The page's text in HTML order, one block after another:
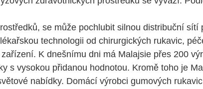
se může pochlubit silnou distribuční
technologii od chirurgických rukavic,
K dnešnímu dni má Malajsie přes 200
s vysokou přidanou hodnotou. Kromě toho je
nabídky. Domácí výrobci gumových